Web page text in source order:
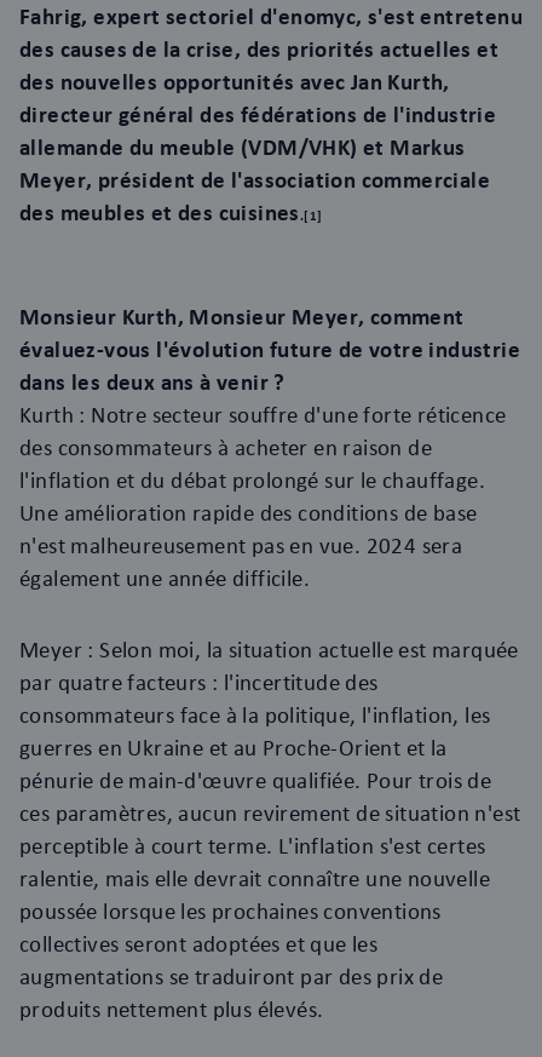
Fahrig, expert sectoriel d'enomyc, s'est entretenu
des causes de la crise, des priorités actuelles et
des nouvelles opportunités avec Jan Kurth,
directeur général des fédérations de l'industrie
allemande du meuble (VDM/VHK) et Markus
Meyer, président de l'association commerciale
des meubles et des cuisines. [1]
Monsieur Kurth, Monsieur Meyer, comment
évaluez-vous l'évolution future de votre industrie
dans les deux ans à venir ?
Kurth : Notre secteur souffre d'une forte réticence
des consommateurs à acheter en raison de
l'inflation et du débat prolongé sur le chauffage.
Une amélioration rapide des conditions de base
n'est malheureusement pas en vue. 2024 sera
également une année difficile.
Meyer : Selon moi, la situation actuelle est marquée
par quatre facteurs : l'incertitude des
consommateurs face à la politique, l'inflation, les
guerres en Ukraine et au Proche-Orient et la
pénurie de main-d'œuvre qualifiée. Pour trois de
ces paramètres, aucun revirement de situation n'est
perceptible à court terme. L'inflation s'est certes
ralentie, mais elle devrait connaître une nouvelle
poussée lorsque les prochaines conventions
collectives seront adoptées et que les
augmentations se traduiront par des prix de
produits nettement plus élevés.